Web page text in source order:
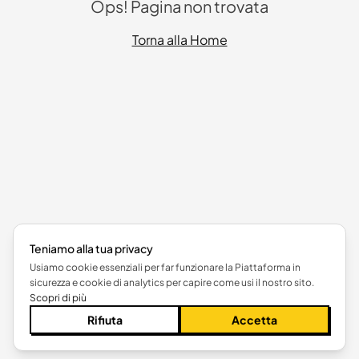
Ops! Pagina non trovata
Torna alla Home
Teniamo alla tua privacy
Usiamo cookie essenziali per far funzionare la Piattaforma in
sicurezza e cookie di analytics per capire come usi il nostro sito.
Scopri di più
Rifiuta Accetta